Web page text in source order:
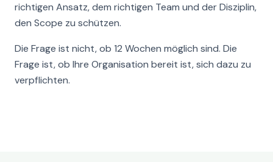
richtigen Ansatz, dem richtigen Team und der Disziplin,
den Scope zu schützen.
Die Frage ist nicht, ob 12 Wochen möglich sind. Die
Frage ist, ob Ihre Organisation bereit ist, sich dazu zu
verpflichten.